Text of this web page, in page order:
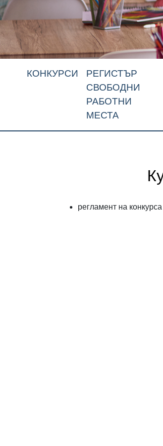
КОНКУРСИ
РЕГИСТЪР
СВОБОДНИ
РАБОТНИ
МЕСТА
регламент на конкурса